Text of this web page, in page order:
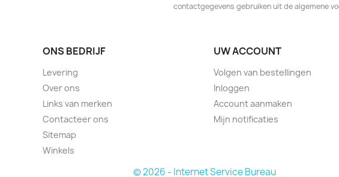
contactgegevens gebruiken uit de algemene
ONS BEDRIJF
Levering
Over ons
Links van merken
Contacteer ons
Sitemap
Winkels
UW ACCOUNT
Volgen van bestellingen
Inloggen
Account aanmaken
Mijn notificaties
© 2026 - Internet Service Bureau